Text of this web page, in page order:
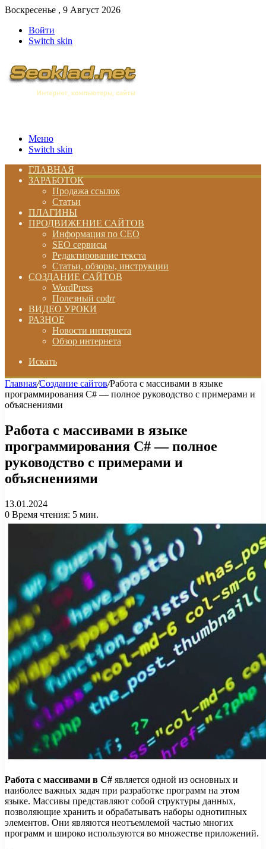
Воскресенье , 9 Август 2026
Войти
Switch skin
Меню
Switch skin
ГЛАВНАЯ
ЗАРАБОТОК
Продажа ссылок
Статьи
ПЛАГИНЫ
ПРОДВИЖЕНИЕ САЙТОВ
Информация по СЕО
SEO сервисы
Редактирование текста
Статьи, обзоры, инструкции
СОЗДАНИЕ САЙТОВ
WordPress
Полезный софт
ВИДЕО УРОКИ
РАЗНОЕ
Новости интернета
Обзор интернета
Искать
Главная/Создание сайтов/Работа с массивами в языке
программирования C# — полное руководство с примерами и
объяснениями
Работа с массивами в языке
программирования C# — полное
руководство с примерами и
объяснениями
13.01.2024
0 Время чтения: 5 мин.
Работа с массивами в C# является одной из основных и
наиболее важных задач при разработке программ на этом
языке. Массивы представляют собой структуры данных,
позволяющие хранить и обрабатывать наборы однотипных
элементов. Они являются неотъемлемой частью многих
программ и широко используются во множестве приложений.